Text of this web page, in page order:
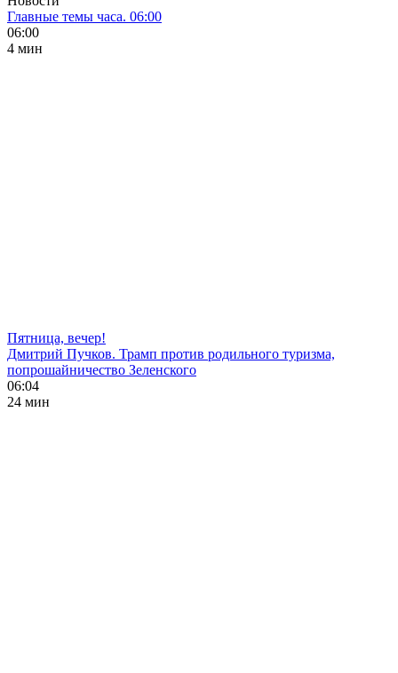
Главные темы часа. 06:00
06:00
4 мин
Пятница, вечер!
Дмитрий Пучков. Трамп против родильного туризма,
попрошайничество Зеленского
06:04
24 мин